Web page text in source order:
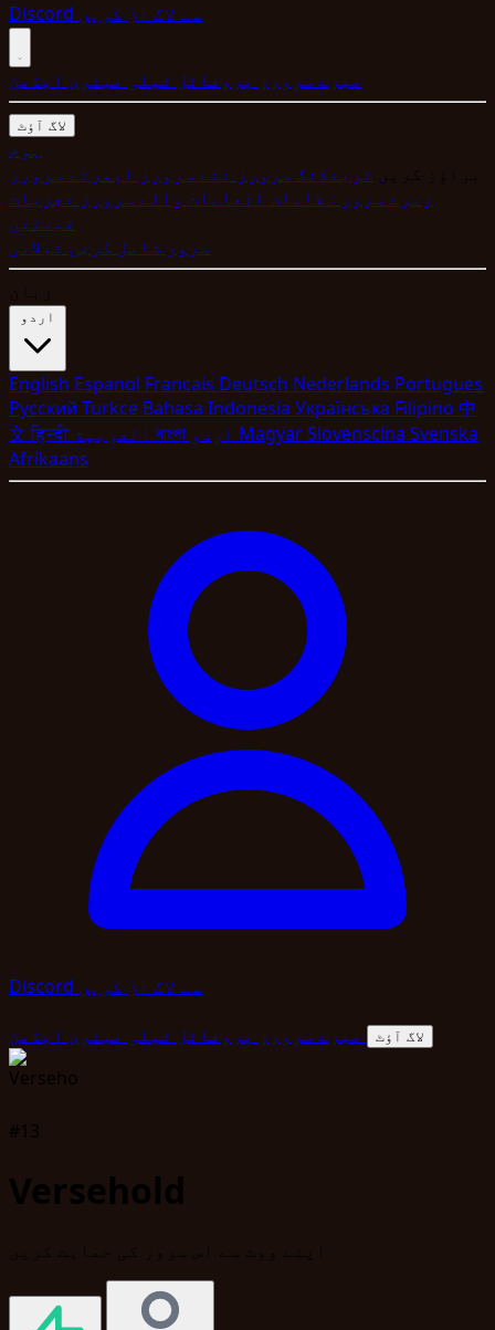
Discord سے لاگ ان کریں
میرے سرورز پروفائل ٹیلی میٹری ایڈمن
لاگ آؤٹ
ہوم
براؤز کریں
ٹرینڈنگ سرورز نئے سرورز ابھرتے سرورز
زمرے سرور مقامات انعامات والے سرورز تجزیات
قیمتیں
سرور شامل کریں نیلامی
زبان
اردو
English Espanol Francais Deutsch Nederlands Portugues
Pyccкий Turkce Bahasa Indonesia Укpaїнcькa Filipino 中
文हिन्दी العربيةবাংলা MagyarSlovenscina Svenska
Afrikaans
Discord سے لاگ ان کریں
میرے سرورز پروفائل ٹیلی میٹری لاگ آؤٹ
#13
Versehold
اپنے ووٹ سے اس سرور کی حمایت کریں